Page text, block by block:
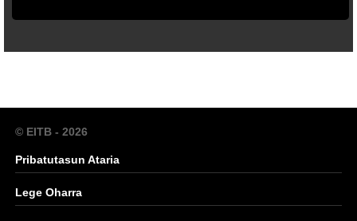
© EITB - 2026
Pribatutasun Ataria
Lege Oharra